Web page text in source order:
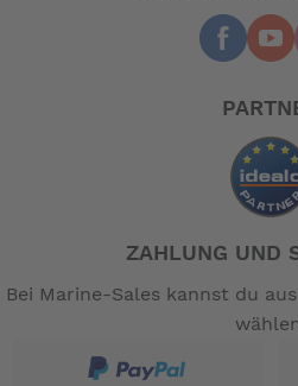
ZAHLUNG UND
Bei Marine-Sales kannst du